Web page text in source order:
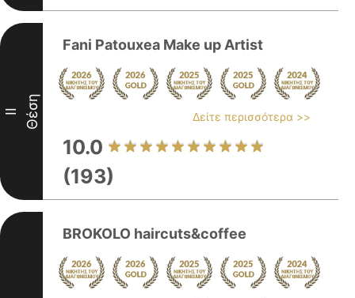
II Θέση
Fani Patouxea Make up Artist
Δείτε περισσότερα >>
10.0
(193)
BROKOLO haircuts&coffee